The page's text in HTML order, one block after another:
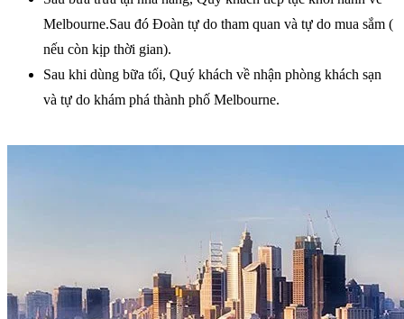
Melbourne.Sau đó Đoàn tự do tham quan và tự do mua sắm (
nếu còn kịp thời gian).
Sau khi dùng bữa tối, Quý khách về nhận phòng khách sạn
và tự do khám phá thành phố Melbourne.